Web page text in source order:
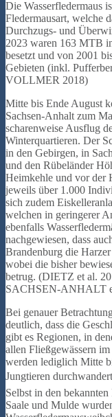
Die Wasserfledermaus
Fledermausart, welche
Durchzugs- und
2023 waren 163 MTB
besetzt und von 2001
Gebieten (inkl.
VOLLMER 2018)
Mitte bis Ende August
Sachsen-Anhalt zum
scharenweise Ausflug
Winterquartieren. Der
in den Gebirgen, in
und den Rübeländer
Heimkehle und vor der
jeweils über 1.000
sich zudem
welchen in geringerer
ebenfalls
nachgewiesen, dass
Brandenburg die
wobei die bisher
betrug. (DIETZ et al.
SACHSEN-ANHALT
Bei genauer
deutlich, dass die
gibt es Regionen, in
allen Fließgewässern
werden lediglich Mitte
Jungtieren
Selbst in den
Saale und Mulde